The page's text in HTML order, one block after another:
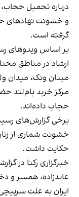
درباره تحمیل
و خشونت نهادهای
گرفته است.
بر اساس ویدوهای
ارشاد در مناطق
میدان ونک، میدان
مرکز خرید بام‌لند
حجاب داده‌اند.
برخی گزارش‌های
خشونت شماری از
حکایت داشت.
خبرگزاری رکنا در
عابدزاده، همسر و
ایران به علت